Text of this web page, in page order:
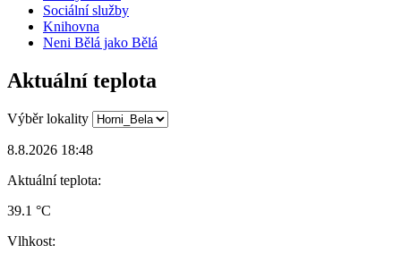
Sociální služby
Knihovna
Neni Bělá jako Bělá
Aktuální teplota
Výběr lokality
8.8.2026 18:48
Aktuální teplota:
39.1 °C
Vlhkost: